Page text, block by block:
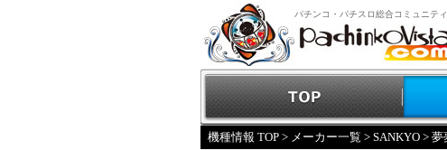
パチンコ・パチスロ総合コミュニテ
機種情報 TOP > メーカー一覧 > SANKYO > 夢